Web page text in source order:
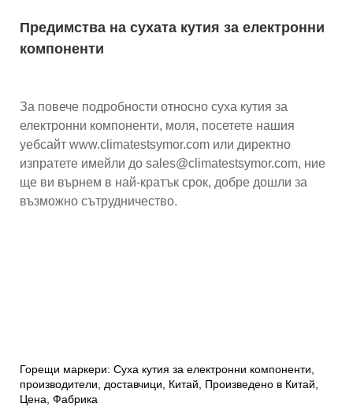
Предимства на сухата кутия за електронни
компоненти
За повече подробности относно суха кутия за
електронни компоненти, моля, посетете нашия
уебсайт www.climatestsymor.com или директно
изпратете имейли до sales@climatestsymor.com, ние
ще ви върнем в най-кратък срок, добре дошли за
възможно сътрудничество.
Горещи маркери: Суха кутия за електронни компоненти,
производители, доставчици, Китай, Произведено в Китай,
Цена, Фабрика